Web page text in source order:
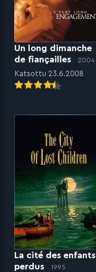
Un long dimanche
de fiançailles
2004
Katsottu 23.6.2008
La cité des enfants
perdus
1995